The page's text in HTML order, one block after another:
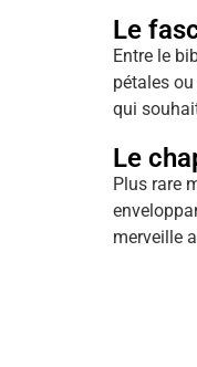
Le
Entre le
pétales
qui
Le
Plus rare
merveille